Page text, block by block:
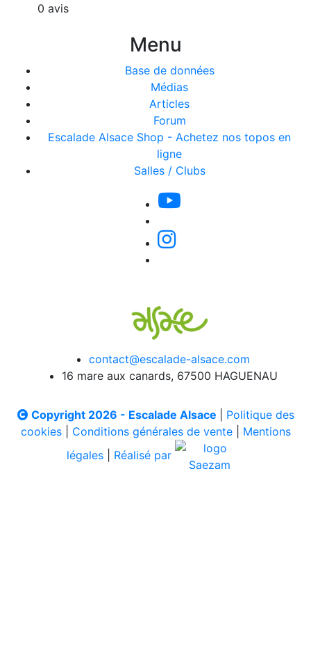
0 avis
Menu
Base de données
Médias
Articles
Forum
Escalade Alsace Shop - Achetez nos topos en
ligne
Salles / Clubs
contact@escalade-alsace.com
16 mare aux canards, 67500 HAGUENAU
Copyright 2026 - Escalade Alsace
Politique des
cookies| Conditions générales de vente| Mentions
légales
Réalisé par